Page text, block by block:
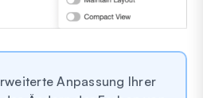
Anpassung Ihrer